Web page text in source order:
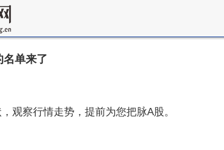
单来了
观察行情走势，提前为您把脉A股。